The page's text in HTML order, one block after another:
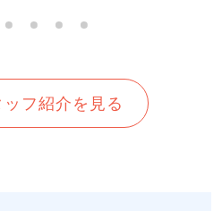
フ紹介を見る